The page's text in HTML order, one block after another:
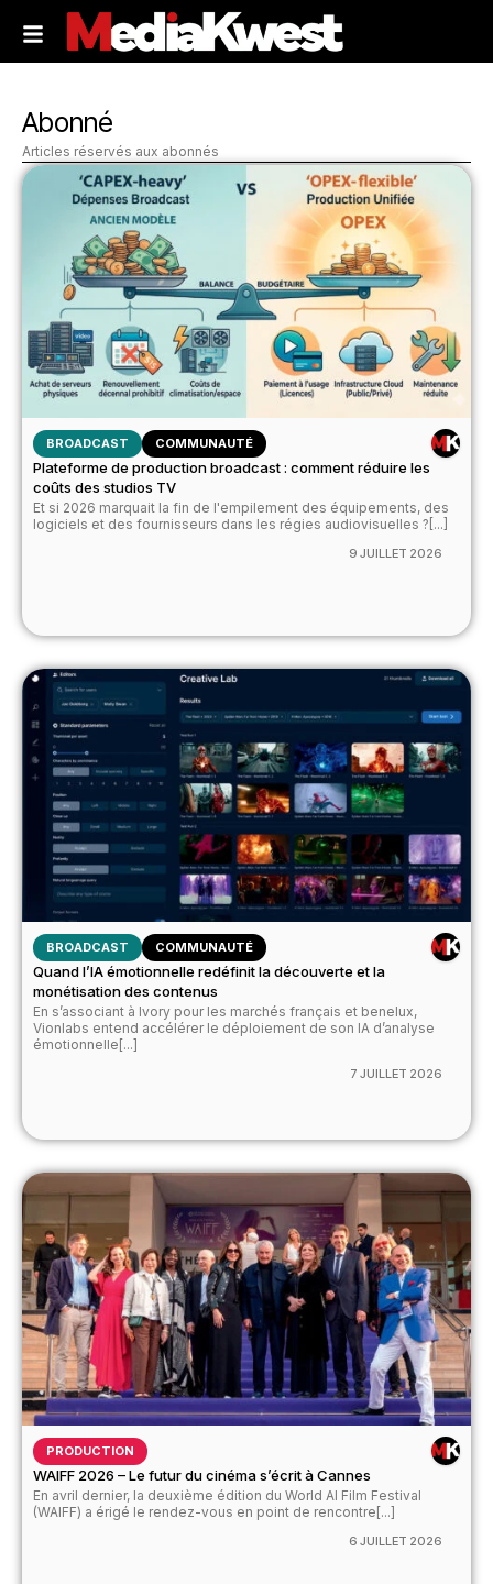
Abonné
Articles réservés aux abonnés
BROADCAST COMMUNAUTÉ
Plateforme de production broadcast : comment réduire les
coûts des studios TV
Et si 2026 marquait la fin de l'empilement des équipements, des
logiciels et des fournisseurs dans les régies audiovisuelles ?[...]
9 JUILLET 2026
BROADCAST COMMUNAUTÉ
Quand l’IA émotionnelle redéfinit la découverte et la
monétisation des contenus
En s’associant à Ivory pour les marchés français et benelux,
Vionlabs entend accélérer le déploiement de son IA d’analyse
émotionnelle[...]
7 JUILLET 2026
PRODUCTION
WAIFF 2026 – Le futur du cinéma s’écrit à Cannes
En avril dernier, la deuxième édition du World AI Film Festival
(WAIFF) a érigé le rendez-vous en point de rencontre[...]
6 JUILLET 2026